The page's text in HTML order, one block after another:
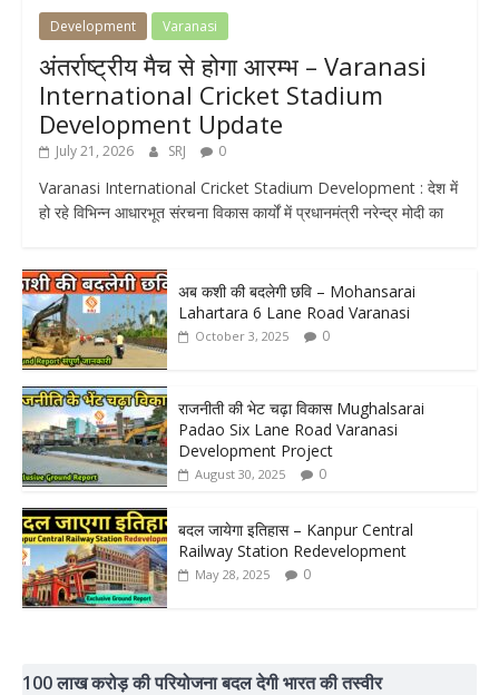
Development Varanasi
अंतर्राष्ट्रीय मैच से होगा आरम्भ – Varanasi
International Cricket Stadium
Development Update
July 21, 2026 SRJ 0
Varanasi International Cricket Stadium Development : देश में
हो रहे विभिन्न आधारभूत संरचना विकास कार्यों में प्रधानमंत्री नरेन्द्र मोदी का
अब कशी की बदलेगी छवि – Mohansarai
Lahartara 6 Lane Road Varanasi
October 3, 2025 0
राजनीती की भेट चढ़ा विकास Mughalsarai
Padao Six Lane Road Varanasi
Development Project
August 30, 2025 0
बदल जायेगा इतिहास – Kanpur Central
Railway Station Redevelopment
May 28, 2025 0
100 लाख करोड़ की परियोजना बदल देगी भारत की तस्वीर